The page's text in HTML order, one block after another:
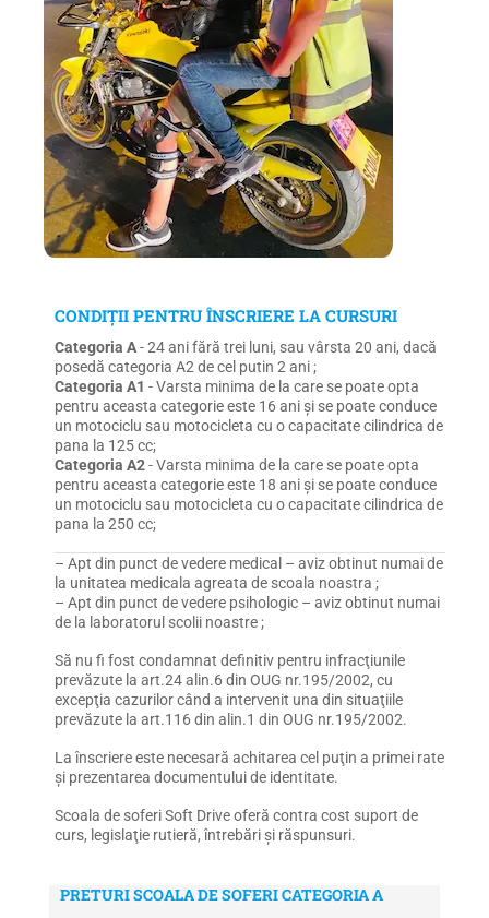
CONDIŢII PENTRU ÎNSCRIERE LA CURSURI
Categoria A- 24 ani fără trei luni, sau vârsta 20 ani, dacă
posedă categoria A2 de cel putin 2 ani ;
Categoria A1 - Varsta minima de la care se poate opta
pentru aceasta categorie este 16 ani și se poate conduce
un motociclu sau motocicleta cu o capacitate cilindrica de
pana la 125 cc;
Categoria A2- Varsta minima de la care se poate opta
pentru aceasta categorie este 18 ani și se poate conduce
un motociclu sau motocicleta cu o capacitate cilindrica de
pana la 250 cc;
– Apt din punct de vedere medical – aviz obtinut numai de
la unitatea medicala agreata de scoala noastra ;
– Apt din punct de vedere psihologic – aviz obtinut numai
de la laboratorul scolii noastre ;
Să nu fi fost condamnat definitiv pentru infracţiunile
prevăzute la art.24 alin.6 din OUG nr.195/2002, cu
excepţia cazurilor când a intervenit una din situaţiile
prevăzute la art.116 din alin.1 din OUG nr.195/2002.
La înscriere este necesară achitarea cel puţin a primei rate
şi prezentarea documentului de identitate.
Scoala de soferi Soft Drive oferă contra cost suport de
curs, legislaţie rutieră, întrebări şi răspunsuri.
PRETURI SCOALA DE SOFERI CATEGORIA A